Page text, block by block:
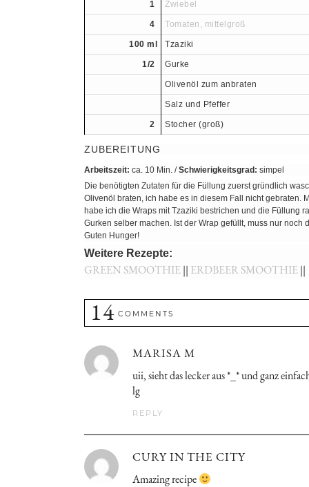
1 Zwiebel
4 Tomaten, mittelgroß
100 ml Tzaziki
1/2 Gurke
Olivenöl zum anbraten
Salz und Pfeffer
2 Stocher (groß)
ZUBEREITUNG
Arbeitszeit: ca. 10 Min. /Schwierigkeitsgrad: simpel
Die benötigten Zutaten für die Füllung zuerst gründlich
Olivenöl braten, ich habe es in diesem Fall nicht gebraten.
habe ich die Wraps mit Tzaziki bestrichen und die Füllung
Gurken selber machen. Ist der Wrap gefüllt, muss nur
Guten Hunger!
Weitere Rezepte:
GREEN SMOOTHIE|| ERDBEER SMOOTHIE||
14 COMMENTS
MARISA M
uii, sieht das lecker aus *_* und ganz
lg
REPLY
CURY IN THE CITY
Amazing recipe